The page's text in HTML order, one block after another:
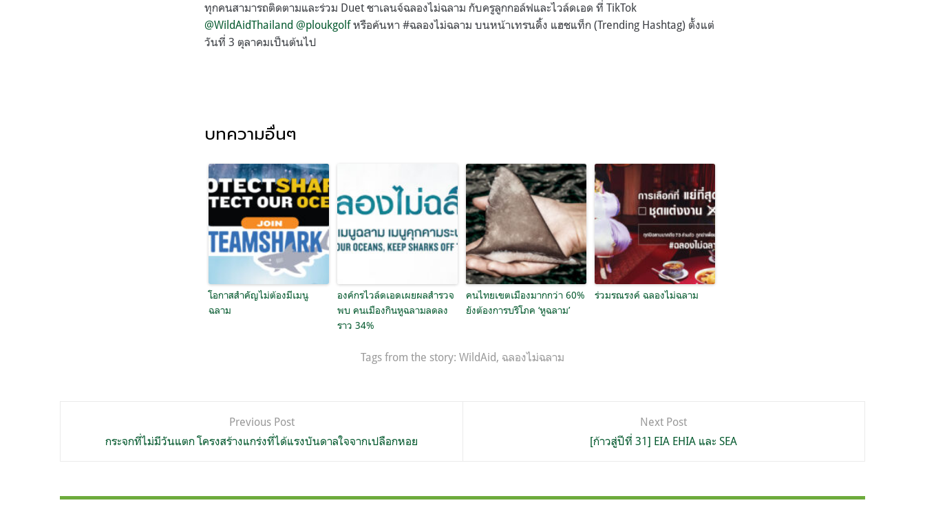
ทุกคนสามารถติดตามและร่วม Duet ชาเลนจ์ฉลองไม่ฉลาม กับครูลูกกอล์ฟและไวล์ดเอด ที่ TikTok
@WildAidThailand @ploukgolfหรือค้นหา #ฉลองไม่ฉลาม บนหน้าเทรนดิ้ง แฮชแท็ก (Trending Hashtag) ตั้งแต่
วันที่ 3 ตุลาคมเป็นต้นไป
บทความอื่นๆ
โอกาสสำคัญไม่ต้องมีเมนู
ฉลาม
องค์กรไวล์ดเอดเผยผลสำรวจ
พบ คนเมืองกินหูฉลามลดลง
ราว 34%
คนไทยเขตเมืองมากกว่า 60%
ยังต้องการบริโภค ‘หูฉลาม’
ร่วมรณรงค์ ฉลองไม่ฉลาม
Tags from the story: WildAid, ฉลองไม่ฉลาม
Previous Post
กระจกที่ไม่มีวันแตก โครงสร้างแกร่งที่ได้แรงบันดาลใจจากเปลือกหอย
Next Post
[ก้าวสู่ปีที่ 31] EIA EHIA และ SEA